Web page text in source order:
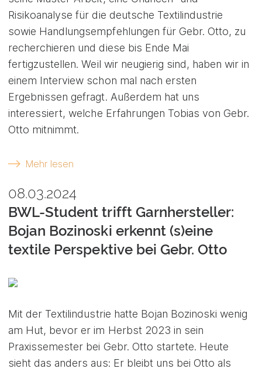
Risikoanalyse für die deutsche Textilindustrie
sowie Handlungsempfehlungen für Gebr. Otto, zu
recherchieren und diese bis Ende Mai
fertigzustellen. Weil wir neugierig sind, haben wir in
einem Interview schon mal nach ersten
Ergebnissen gefragt. Außerdem hat uns
interessiert, welche Erfahrungen Tobias von Gebr.
Otto mitnimmt.
Mehr lesen
08.03.2024
BWL-Student trifft Garnhersteller:
Bojan Bozinoski erkennt (s)eine
textile Perspektive bei Gebr. Otto
Mit der Textilindustrie hatte Bojan Bozinoski wenig
am Hut, bevor er im Herbst 2023 in sein
Praxissemester bei Gebr. Otto startete. Heute
sieht das anders aus: Er bleibt uns bei Otto als